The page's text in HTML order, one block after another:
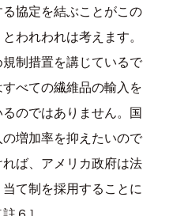
協定を結ぶことがこの
われわれは考えます。
制措置を講じているで
べての繊維品の輸入を
のではありません。国
増加率を抑えたいので
ば、アメリカ政府は法
て制を採用することに